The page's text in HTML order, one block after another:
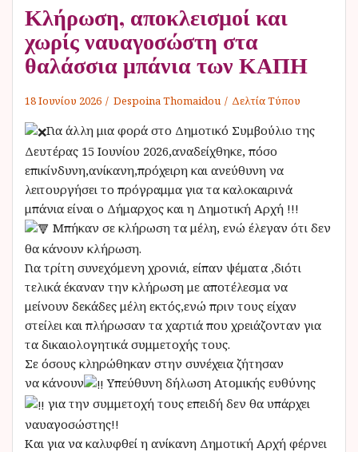
Κλήρωση, αποκλεισμοί και
χωρίς ναυαγοσώστη στα
θαλάσσια μπάνια των ΚΑΠΗ
18 Ιουνίου 2026 Despoina Thomaidou Δελτία Τύπου
Για άλλη μια φορά στο Δημοτικό Συμβούλιο της
Δευτέρας 15 Ιουνίου 2026,αναδείχθηκε, πόσο
επικίνδυνη,ανίκανη,πρόχειρη και ανεύθυνη να
λειτουργήσει το πρόγραμμα για τα καλοκαιρινά
μπάνια είναι ο Δήμαρχος και η Δημοτική Αρχή !!!
Μπήκαν σε κλήρωση τα μέλη, ενώ έλεγαν ότι δεν
θα κάνουν κλήρωση.
Για τρίτη συνεχόμενη χρονιά, είπαν ψέματα ,διότι
τελικά έκαναν την κλήρωση με αποτέλεσμα να
μείνουν δεκάδες μέλη εκτός,ενώ πριν τους είχαν
στείλει και πλήρωσαν τα χαρτιά που χρειάζονταν για
τα δικαιολογητικά συμμετοχής τους.
Σε όσους κληρώθηκαν στην συνέχεια ζήτησαν
να κάνουν
Υπεύθυνη δήλωση Ατομικής ευθύνης
για την συμμετοχή τους επειδή δεν θα υπάρχει
ναυαγοσώστης!!
Και για να καλυφθεί η ανίκανη Δημοτική Αρχή φέρνει